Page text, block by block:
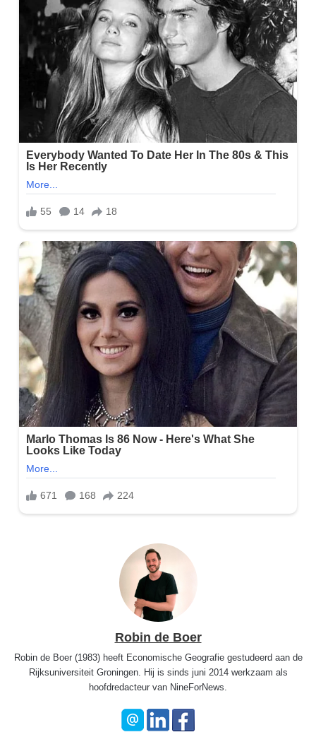
Robin de Boer
Robin de Boer (1983) heeft Economische Geografie gestudeerd aan de
Rijksuniversiteit Groningen. Hij is sinds juni 2014 werkzaam als
hoofdredacteur van NineForNews.